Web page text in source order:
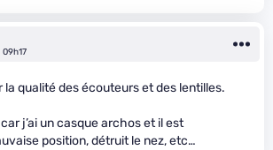
la qualité des écouteurs et des lentilles.
j’ai un casque archos et il est
position, détruit le nez, etc…